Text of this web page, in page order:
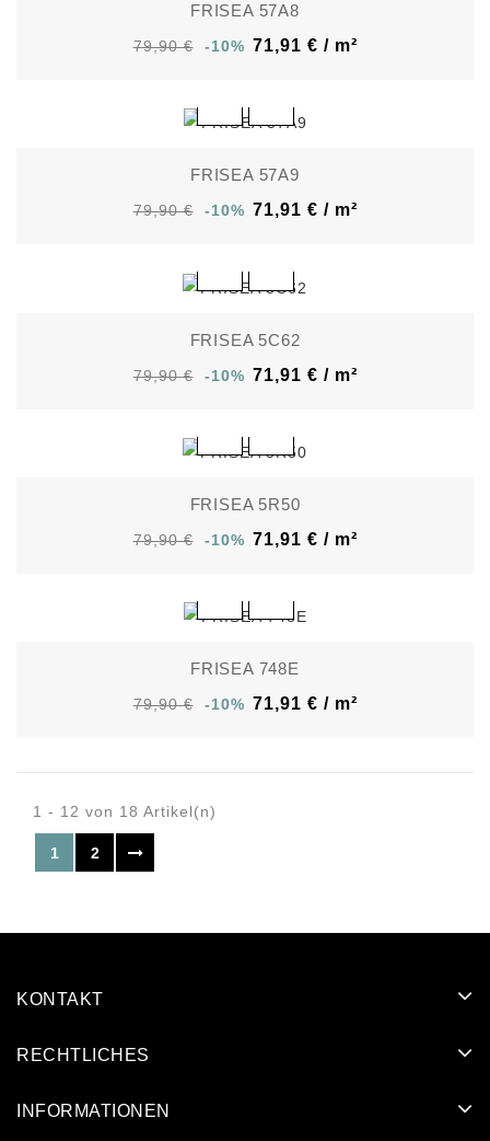
FRISEA 57A8
79,90 € -10% 71,91 € / m²
FRISEA 57A9
79,90 € -10% 71,91 € / m²
FRISEA 5C62
79,90 € -10% 71,91 € / m²
FRISEA 5R50
79,90 € -10% 71,91 € / m²
FRISEA 748E
79,90 € -10% 71,91 € / m²
1 - 12 von 18 Artikel(n)
1 2
KONTAKT
RECHTLICHES
INFORMATIONEN